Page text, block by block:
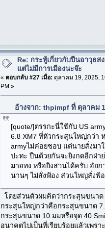
Re: กระทู้เกี่ยวกับปืนอาวุธส
แต่ไม่มีการเมืองนะจ๊ะ
« ตอบกลับ #27 เมื่อ: ตุลาคม 19, 2025,
PM »
อ้างจาก: thpimpf ที่ ตุลาคม
[quote/]ตรรกะนี่ใช้กับ US
6.8 XM7 ที่หัวกระสุนใหญ่กว่า
armyไม่ค่อยชอบ แต่นายสั่งมา
ปะทะ ปืนด้วยกันจะยิงกดอีกฝ่า
มาอทง หรือยิงสวนได้ครับ อัยก
นานๆ ไม่สั่งฟ้อง ส่วนใหญ่สั่งฟ้
โดยส่วนตัวผมคิดว่ากระสุนขนาด
กระสุนใหญ่กว่าคือกระสุนขนาด
กระสุนขนาด 10 มมหรือจุด 40
อนาคตไปเป็นที่เรียบร้อยแล้วเพร